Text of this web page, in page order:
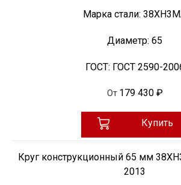
Марка стали:
Диаметр: 65
ГОСТ: ГОСТ 2590-
От 179 430 ₽
Купить
Круг конструкционный 65 мм
2013